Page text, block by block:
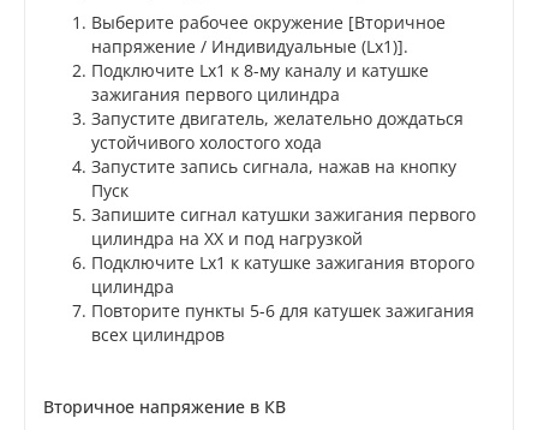
Выберите рабочее окружение [Вторичное
напряжение / Индивидуальные (Lx1)].
Подключите Lx1 к 8-му каналу и катушке
зажигания первого цилиндра
Запустите двигатель, желательно дождаться
устойчивого холостого хода
Запустите запись сигнала, нажав на кнопку
Пуск
Запишите сигнал катушки зажигания первого
цилиндра на ХХ и под нагрузкой
Подключите Lx1 к катушке зажигания второго
цилиндра
Повторите пункты 5-6 для катушек зажигания
всех цилиндров
Вторичное напряжение в КВ